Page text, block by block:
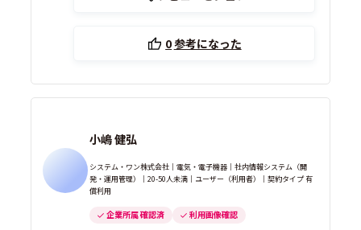
0参考になった
小嶋 健弘
システム・ワン株式会社｜電気・電子機器｜社内情報システム（開
発・運用管理）｜20-50人未満｜ユーザー（利用者）｜契約タイプ 有
償利用
企業所属 確認済 利用画像確認